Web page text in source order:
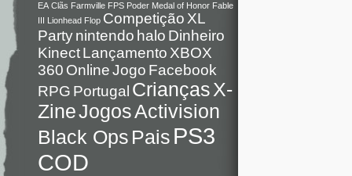
EA Clãs Farmville FPS Poder Medal of Honor Fable
III Lionhead Flop Competição XL
Partynintendo halo Dinheiro
KinectLançamento XBOX
360 OnlineJogo Facebook
RPG Portugal CriançasX-
ZineJogosActivision
Black Ops Pais PS3
COD